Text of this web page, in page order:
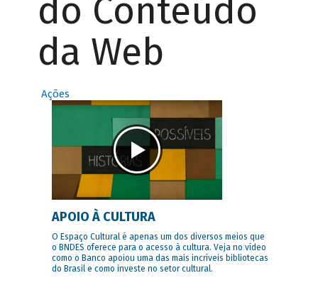
do Conteúdo
da Web
Ações
APOIO À CULTURA
O Espaço Cultural é apenas um dos diversos meios que
o BNDES oferece para o acesso à cultura. Veja no vídeo
como o Banco apoiou uma das mais incríveis bibliotecas
do Brasil e como investe no setor cultural.